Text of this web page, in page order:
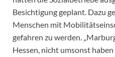
Besichtigung geplant. Dazu
Menschen mit
gefahren zu werden.
Hessen, nicht umsonst